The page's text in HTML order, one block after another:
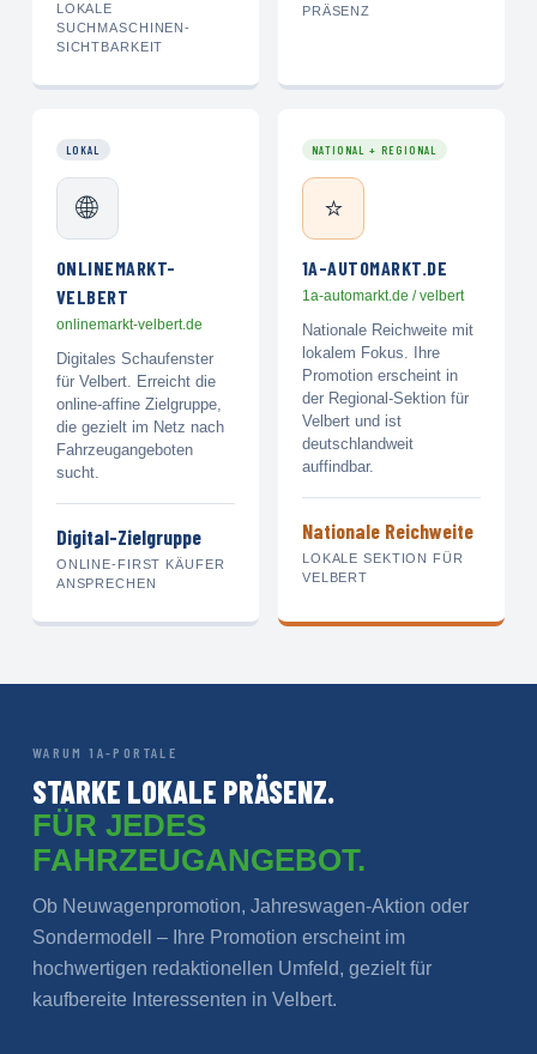
LOKALE
SUCHMASCHINEN-
SICHTBARKEIT
PRÄSENZ
LOKAL
🌐
ONLINEMARKT-
VELBERT
onlinemarkt-velbert.de
Digitales Schaufenster
für Velbert. Erreicht die
online-affine Zielgruppe,
die gezielt im Netz nach
Fahrzeugangeboten
sucht.
Digital-Zielgruppe
ONLINE-FIRST KÄUFER
ANSPRECHEN
NATIONAL + REGIONAL
⭐
1A-AUTOMARKT.DE
1a-automarkt.de / velbert
Nationale Reichweite mit
lokalem Fokus. Ihre
Promotion erscheint in
der Regional-Sektion für
Velbert und ist
deutschlandweit
auffindbar.
Nationale Reichweite
LOKALE SEKTION FÜR
VELBERT
WARUM 1A-PORTALE
STARKE LOKALE PRÄSENZ.
FÜR JEDES
FAHRZEUGANGEBOT.
Ob Neuwagenpromotion, Jahreswagen-Aktion oder
Sondermodell – Ihre Promotion erscheint im
hochwertigen redaktionellen Umfeld, gezielt für
kaufbereite Interessenten in Velbert.